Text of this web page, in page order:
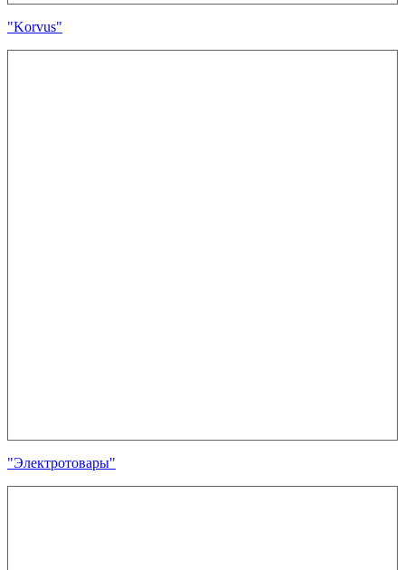
"Korvus"
"Электротовары"